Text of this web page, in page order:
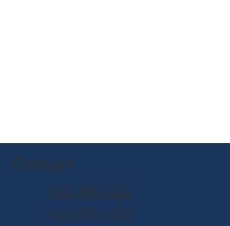
Contact
022-395-7211
022-395-7235